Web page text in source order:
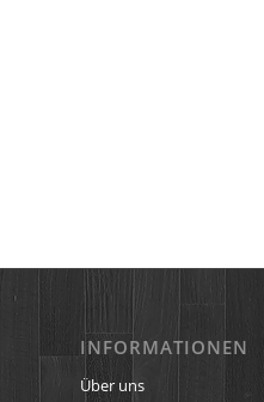
INFORMATIONEN
Über uns